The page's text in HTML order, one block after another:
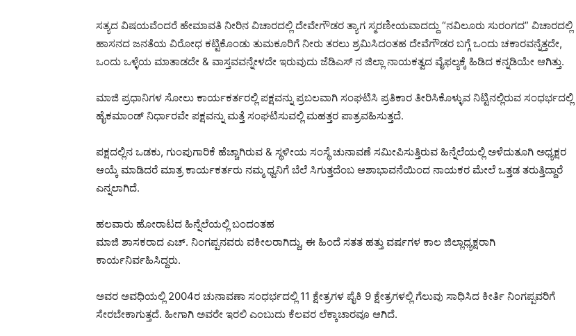
ಸತ್ಯದ ವಿಷಯವೆಂದರೆ ಹೇಮಾವತಿ ನೀರಿನ ವಿಚಾರದಲ್ಲಿ ದೇವೇಗೌಡರ ತ್ಯಾಗ ಸ್ಮರಣೀಯವಾದದ್ದು “ನವಿಲೂರು ಸುರಂಗದ” ವಿಚಾರದಲ್ಲಿ
ಹಾಸನದ ಜನತೆಯ ವಿರೋಧ ಕಟ್ಟಿಕೊಂಡು ತುಮಕೂರಿಗೆ ನೀರು ತರಲು ಶ್ರಮಿಸಿದಂತಹ ದೇವೆಗೌಡರ ಬಗ್ಗೆ ಒಂದು ಚಕಾರವನ್ನೆತ್ತದೇ,
ಒಂದು ಒಳ್ಳೆಯ ಮಾತಾಡದೇ & ವಾಸ್ತವವನ್ನೇಳದೇ ಇರುವುದು ಜೆಡಿಎಸ್ ನ ಜಿಲ್ಲಾ ನಾಯಕತ್ವದ ವೈಫಲ್ಯಕ್ಕೆ ಹಿಡಿದ ಕನ್ನಡಿಯೇ ಆಗಿತ್ತು.
ಮಾಜಿ ಪ್ರಧಾನಿಗಳ ಸೋಲು ಕಾರ್ಯಕರ್ತರಲ್ಲಿ ಪಕ್ಷವನ್ನು ಪ್ರಬಲವಾಗಿ ಸಂಘಟಿಸಿ ಪ್ರತಿಕಾರ ತೀರಿಸಿಕೊಳ್ಳುವ ನಿಟ್ಟಿನಲ್ಲಿರುವ ಸಂಧರ್ಭದಲ್ಲಿ
ಹೈಕಮಾಂಡ್ ನಿರ್ಧಾರವೇ ಪಕ್ಷವನ್ನು ಮತ್ತೆ ಸಂಘಟಿಸುವಲ್ಲಿ ಮಹತ್ತರ ಪಾತ್ರವಹಿಸುತ್ತದೆ.
ಪಕ್ಷದಲ್ಲಿನ ಒಡಕು, ಗುಂಪುಗಾರಿಕೆ ಹೆಚ್ಚಾಗಿರುವ & ಸ್ಥಳೀಯ ಸಂಸ್ಥೆ ಚುನಾವಣೆ ಸಮೀಪಿಸುತ್ತಿರುವ ಹಿನ್ನೆಲೆಯಲ್ಲಿ ಅಳೆದುತೂಗಿ ಅಧ್ಯಕ್ಷರ
ಆಯ್ಕೆ ಮಾಡಿದರೆ ಮಾತ್ರ ಕಾರ್ಯಕರ್ತರು ನಮ್ಮ ಧ್ವನಿಗೆ ಬೆಲೆ ಸಿಗುತ್ತದೆಂಬ ಆಶಾಭಾವನೆಯಿಂದ ನಾಯಕರ ಮೇಲೆ ಒತ್ತಡ ತರುತ್ತಿದ್ದಾರೆ
ಎನ್ನಲಾಗಿದೆ.
ಹಲವಾರು ಹೋರಾಟದ ಹಿನ್ನೆಲೆಯಲ್ಲಿ ಬಂದಂತಹ
ಮಾಜಿ ಶಾಸಕರಾದ ಎಚ್. ನಿಂಗಪ್ಪನವರು ವಕೀಲರಾಗಿದ್ದು, ಈ ಹಿಂದೆ ಸತತ ಹತ್ತು ವರ್ಷಗಳ ಕಾಲ ಜಿಲ್ಲಾಧ್ಯಕ್ಷರಾಗಿ
ಕಾರ್ಯನಿರ್ವಹಿಸಿದ್ದರು.
ಅವರ ಅವಧಿಯಲ್ಲಿ 2004ರ ಚುನಾವಣಾ ಸಂಧರ್ಭದಲ್ಲಿ 11 ಕ್ಷೇತ್ರಗಳ ಪೈಕಿ 9 ಕ್ಷೇತ್ರಗಳಲ್ಲಿ ಗೆಲುವು ಸಾಧಿಸಿದ ಕೀರ್ತಿ ನಿಂಗಪ್ಪವರಿಗೆ
ಸೇರಬೇಕಾಗುತ್ತದೆ. ಹೀಗಾಗಿ ಅವರೇ ಇರಲಿ ಎಂಬುದು ಕೆಲವರ ಲೆಕ್ಕಾಚಾರವೂ ಆಗಿದೆ.